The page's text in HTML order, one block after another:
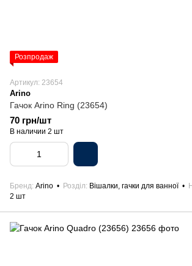
Розпродаж
Артикул: 23654
Arino
Гачок Arino Ring (23654)
70 грн/шт
В наличии 2 шт
Бренд Arino Розділ Вішалки, гачки для ванної
2 шт